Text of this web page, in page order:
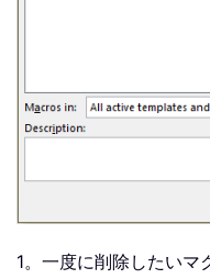
1。一度に削除したいマ